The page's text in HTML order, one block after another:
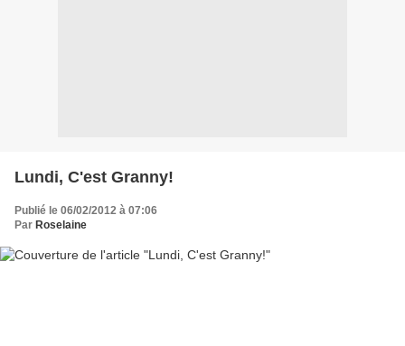
Lundi, C'est Granny!
Publié le 06/02/2012 à 07:06
Par Roselaine